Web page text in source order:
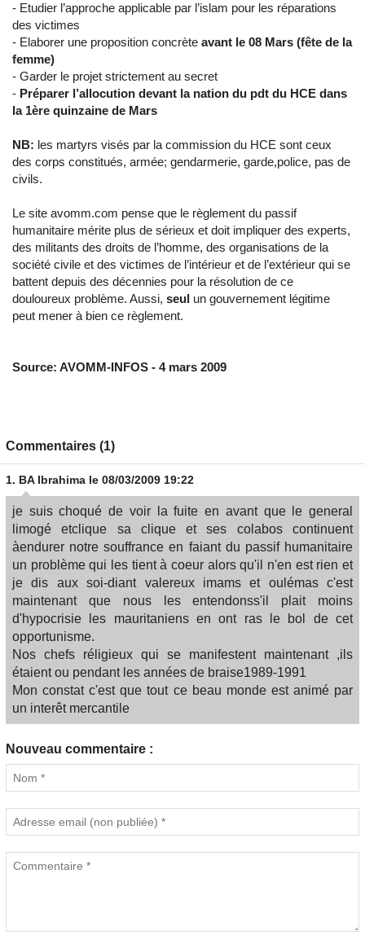
- Etudier l’approche applicable par l’islam pour les réparations
des victimes
- Elaborer une proposition concrète avant le 08 Mars (fête de la
femme)
- Garder le projet strictement au secret
- Préparer l’allocution devant la nation du pdt du HCE dans
la 1ère quinzaine de Mars
NB: les martyrs visés par la commission du HCE sont ceux
des corps constitués, armée; gendarmerie, garde,police, pas de
civils.
Le site avomm.com pense que le règlement du passif
humanitaire mérite plus de sérieux et doit impliquer des experts,
des militants des droits de l’homme, des organisations de la
société civile et des victimes de l’intérieur et de l’extérieur qui se
battent depuis des décennies pour la résolution de ce
douloureux problème. Aussi, seul un gouvernement légitime
peut mener à bien ce règlement.
Source: AVOMM-INFOS - 4 mars 2009
Commentaires (1)
1. BA Ibrahima le 08/03/2009 19:22
je suis choqué de voir la fuite en avant que le general
limogé etclique sa clique et ses colabos continuent
àendurer notre souffrance en faiant du passif humanitaire
un problème qui les tient à coeur alors qu'il n'en est rien et
je dis aux soi-diant valereux imams et oulémas c'est
maintenant que nous les entendonss'il plait moins
d'hypocrisie les mauritaniens en ont ras le bol de cet
opportunisme.
Nos chefs réligieux qui se manifestent maintenant ,ils
étaient ou pendant les années de braise1989-1991
Mon constat c'est que tout ce beau monde est animé par
un interêt mercantile
Nouveau commentaire :